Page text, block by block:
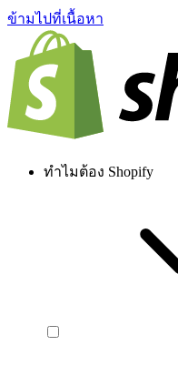
ข้ามไปที่เนื้อหา
ทำไมต้อง Shopify